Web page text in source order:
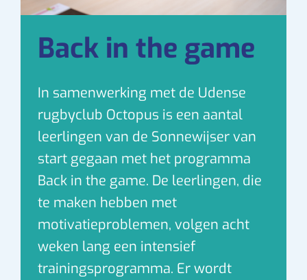
Back in the game
In samenwerking met de Udense
rugbyclub Octopus is een aantal
leerlingen van de Sonnewijser van
start gegaan met het programma
Back in the game. De leerlingen, die
te maken hebben met
motivatieproblemen, volgen acht
weken lang een intensief
trainingsprogramma. Er wordt